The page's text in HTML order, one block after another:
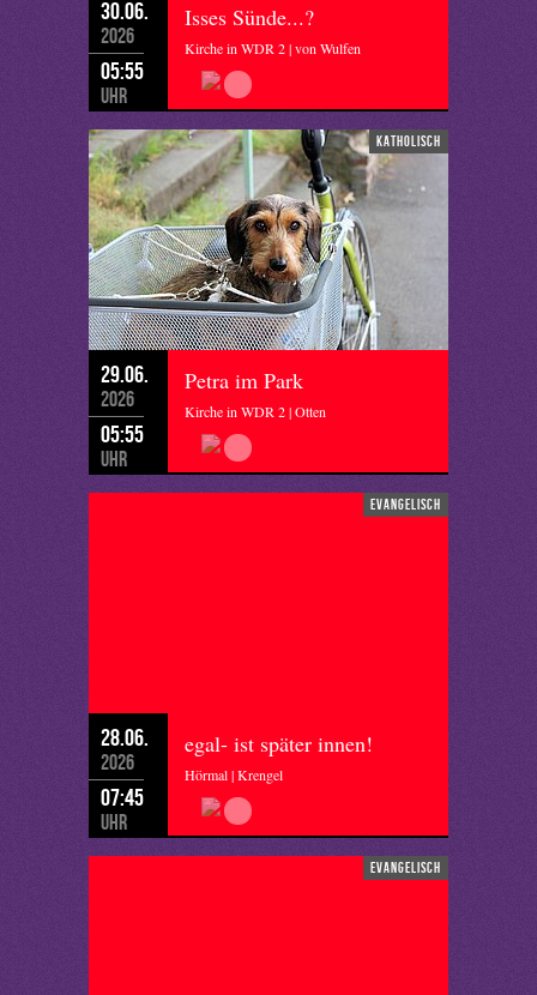
30.06.
2026
05:55
Uhr
Isses Sünde...?
Kirche in WDR 2 | von Wulfen
katholisch
29.06.
2026
05:55
Uhr
Petra im Park
Kirche in WDR 2 | Otten
evangelisch
28.06.
2026
07:45
Uhr
egal- ist später innen!
Hörmal | Krengel
evangelisch